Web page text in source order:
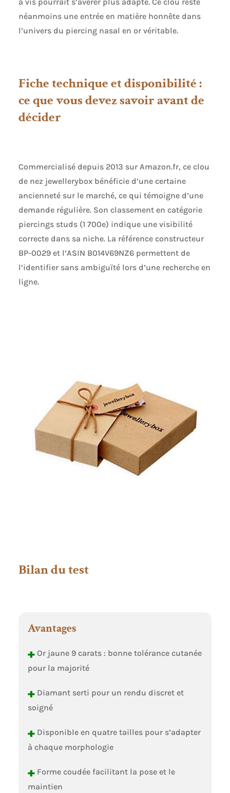
néanmoins une entrée en matière honnête dans
l’univers du piercing nasal en or véritable.
Fiche technique et disponibilité :
ce que vous devez savoir avant de
décider
Commercialisé depuis 2013 sur Amazon.fr, ce clou
de nez jewellerybox bénéficie d’une certaine
ancienneté sur le marché, ce qui témoigne d’une
demande régulière. Son classement en catégorie
piercings studs (1 700e) indique une visibilité
correcte dans sa niche. La référence constructeur
BP-0029 et l’ASIN B014V69NZ6 permettent de
l’identifier sans ambiguïté lors d’une recherche en
ligne.
Bilan du test
Avantages
+Or jaune 9 carats : bonne tolérance cutanée
pour la majorité
+Diamant serti pour un rendu discret et
soigné
+Disponible en quatre tailles pour s’adapter
à chaque morphologie
+Forme coudée facilitant la pose et le
maintien